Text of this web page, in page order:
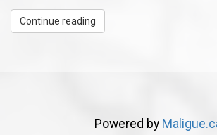
Continue reading
Powered by